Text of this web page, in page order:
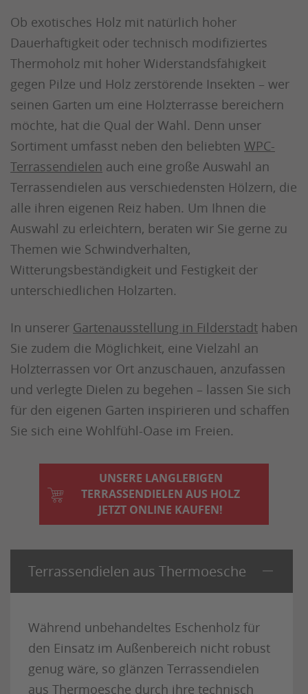
Ob exotisches Holz mit natürlich hoher
Dauerhaftigkeit oder technisch modifiziertes
Thermoholz mit hoher Widerstandsfähigkeit
gegen Pilze und Holz zerstörende Insekten – wer
seinen Garten um eine Holzterrasse bereichern
möchte, hat die Qual der Wahl. Denn unser
Sortiment umfasst neben den beliebten WPC-
Terrassendielen auch eine große Auswahl an
Terrassendielen aus verschiedensten Hölzern, die
alle ihren eigenen Reiz haben. Um Ihnen die
Auswahl zu erleichtern, beraten wir Sie gerne zu
Themen wie Schwindverhalten,
Witterungsbeständigkeit und Festigkeit der
unterschiedlichen Holzarten.
In unserer Gartenausstellung in Filderstadt haben
Sie zudem die Möglichkeit, eine Vielzahl an
Holzterrassen vor Ort anzuschauen, anzufassen
und verlegte Dielen zu begehen – lassen Sie sich
für den eigenen Garten inspirieren und schaffen
Sie sich eine Wohlfühl-Oase im Freien.
UNSERE LANGLEBIGEN
TERRASSENDIELEN AUS HOLZ
JETZT ONLINE KAUFEN!
Terrassendielen aus Thermoesche
Während unbehandeltes Eschenholz für
den Einsatz im Außenbereich nicht robust
genug wäre, so glänzen Terrassendielen
aus Thermoesche durch ihre technisch